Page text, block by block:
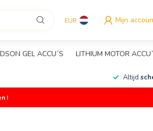
EUR Mijn
GEL ACCU´S LITHIUM MOTOR
Altijd
!